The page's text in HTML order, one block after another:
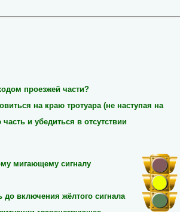
проезжей части?
на краю тротуара (не наступая на
и убедиться в отсутствии
мигающему сигналу
до включения жёлтого сигнала